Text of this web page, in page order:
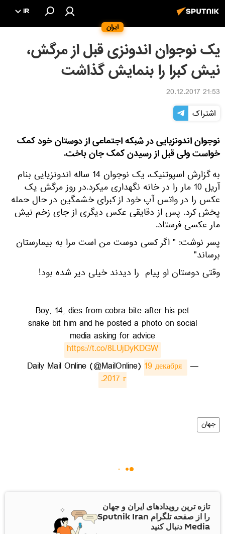
ایران
IR
یک نوجوان اندونزی قبل از مرگش،
نیش کبرا را بنمایش گذاشت
21:53 20.12.2017
اشتراک
نوجوان اندونزیایی در شبکه اجتماعی از دوستان خود کمک
خواست ولی قبل از رسیدن کمک جان باخت.
به گزارش اسپوتنیک، یک نوجوان 14 ساله اندونزیایی بنام
آریل 10 مار را در خانه نگهداری میکرد.در روز مرگش یک
عکس را در واتس آپ خود از کبرای خشمگین در حال حمله
پخش کرد. پس از دقایقی عکس دیگری از جای زخم نیش
مار عکسی فرستاد.
پسر نوشت: " اگر کسی دوست من است مرا به بیمارستان
برساند"
وقتی دوستان او پیام را دیدند خیلی دیر شده بود!
Boy, 14, dies from cobra bite after his pet
snake bit him and he posted a photo on social
media asking for advice
https://t.co/8LUjDyKDGW
— Daily Mail Online (@MailOnline)
19 декабря
2017 г.
جهان
تازه ترین رویدادهای ایران و جهان
را از صفحه تلگرام Sputnik Iran
Media دنبال کنید